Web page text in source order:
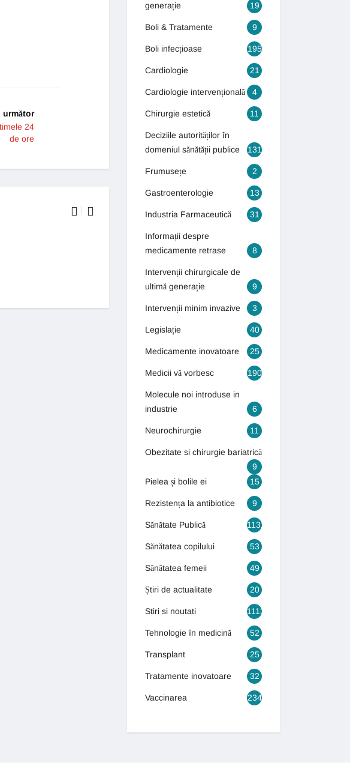
24
de ore
BOLI & TRATAMENTE
Generația autismului! Numărul copiilor care suferă de autism
13 septembrie 2018
generație
19
Boli & Tratamente 9
Boli infecțioase 195
Cardiologie 21
Cardiologie intervențională 4
Chirurgie estetică 11
Deciziile autorităților în
domeniul sănătății publice
131
Frumusețe 2
Gastroenterologie 13
Industria Farmaceutică 31
Informații despre
medicamente retrase
8
Intervenții chirurgicale de
ultimă generație
9
Intervenții minim invazive 3
Legislație 40
Medicamente inovatoare 25
Medicii vă vorbesc 190
Molecule noi introduse in
industrie
6
Neurochirurgie 11
Obezitate si chirurgie bariatrică
9
Pielea și bolile ei
15
Rezistența la antibiotice 9
Sănătate Publică 1131
Sănătatea copilului 53
Sănătatea femeii 49
Știri de actualitate 20
Stiri si noutati 1113
Tehnologie în medicină 52
Transplant 25
Tratamente inovatoare 32
Vaccinarea 234